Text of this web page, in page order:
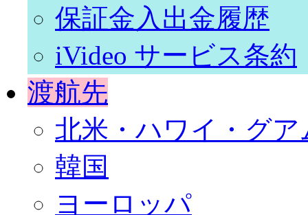
保証金入出金履歴
iVideo サービス条約
渡航先
北米・ハワイ・グア
韓国
ヨーロッパ